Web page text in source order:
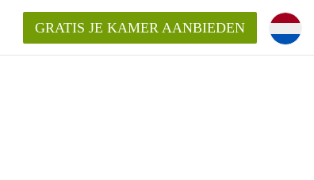
in Breda?
bemiddelingsvergoeding?
GRATIS JE KAMER AANBIEDEN